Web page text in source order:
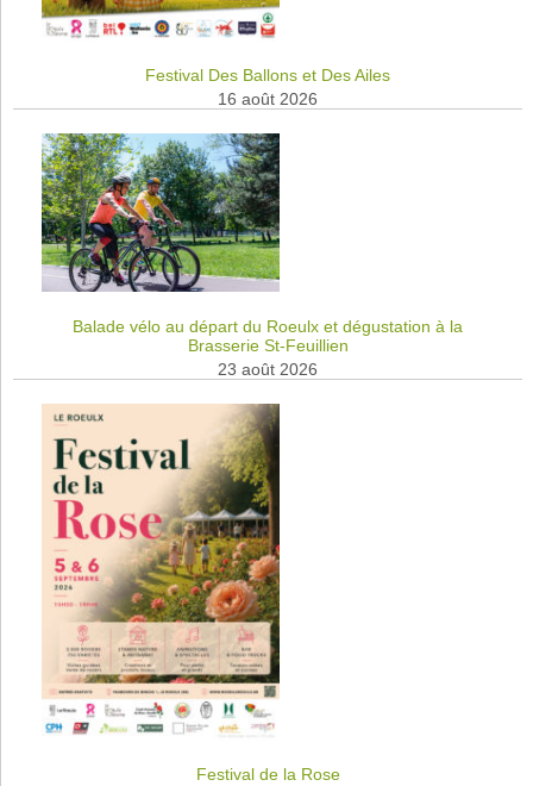
Festival Des Ballons et Des Ailes
16 août 2026
Balade vélo au départ du Roeulx et dégustation à la
Brasserie St-Feuillien
23 août 2026
Festival de la Rose